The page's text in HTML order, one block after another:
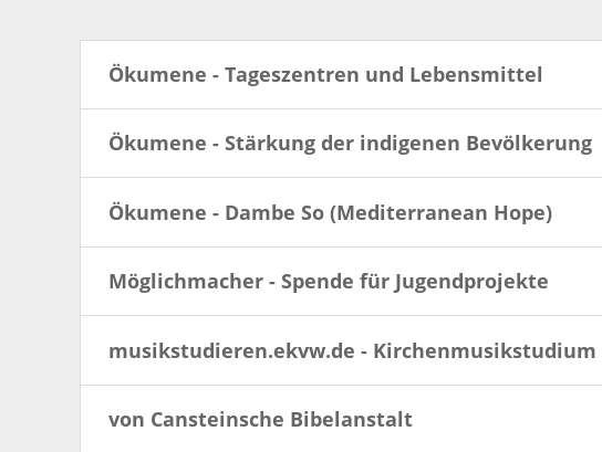
Ökumene - Tageszentren und Lebensmittel
Ökumene - Stärkung der indigenen Bevölkerung
Ökumene - Dambe So (Mediterranean Hope)
Möglichmacher - Spende für Jugendprojekte
musikstudieren.ekvw.de - Kirchenmusikstudium
von Cansteinsche Bibelanstalt